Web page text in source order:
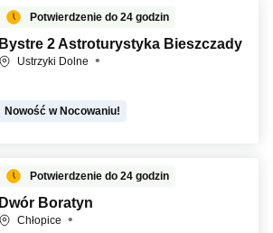
Potwierdzenie do 24 godzin
Bystre 2 Astroturystyka Bieszczady
Ustrzyki Dolne
Nowość w Nocowaniu!
Potwierdzenie do 24 godzin
Dwór Boratyn
Chłopice